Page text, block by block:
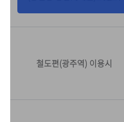
철도편(광주역) 이용시